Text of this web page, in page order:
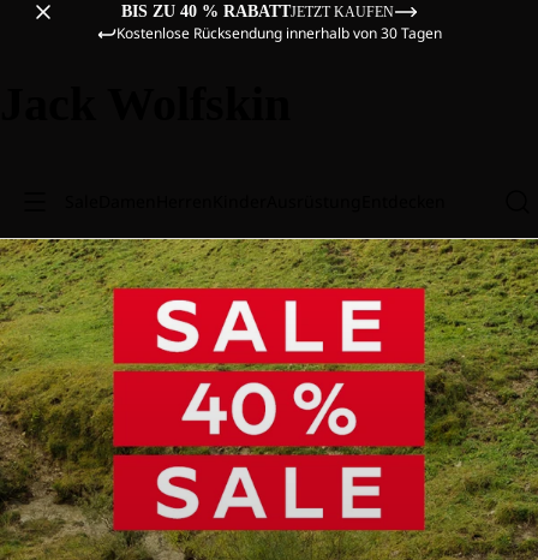
BIS ZU 40 % RABATTJETZT KAUFEN
Kostenlose Rücksendung innerhalb von 30 Tagen